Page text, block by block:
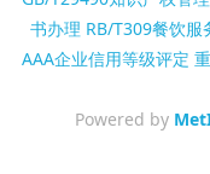
书办理 RB/T309餐饮服
AAA企业信用等级评定
Powered by